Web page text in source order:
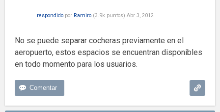
respondido por Ramiro (3.9k puntos) Abr 3, 2012
No se puede separar cocheras previamente en el
aeropuerto, estos espacios se encuentran disponibles
en todo momento para los usuarios.